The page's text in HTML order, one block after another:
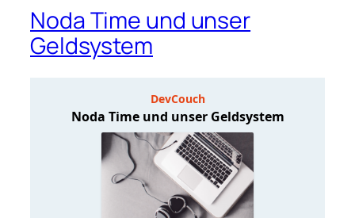
Noda Time und unser
Geldsystem